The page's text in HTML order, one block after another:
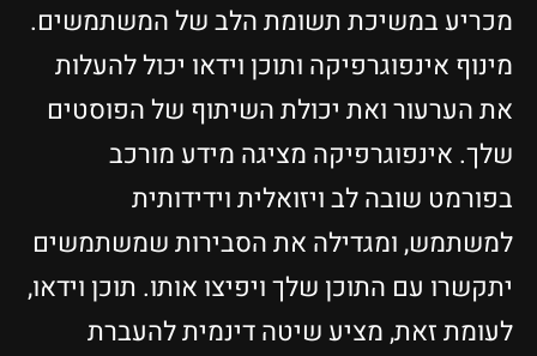
מכריע במשיכת תשומת הלב של המשתמשים.
מינוף אינפוגרפיקה ותוכן וידאו יכול להעלות
את הערעור ואת יכולת השיתוף של הפוסטים
שלך. אינפוגרפיקה מציגה מידע מורכב
בפורמט שובה לב ויזואלית וידידותית
למשתמש, ומגדילה את הסבירות שמשתמשים
יתקשרו עם התוכן שלך ויפיצו אותו. תוכן וידאו,
לעומת זאת, מציע שיטה דינמית להעברת